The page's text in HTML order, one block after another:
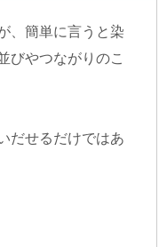
、簡単に言うと染
びやつながりのこ
だせるだけではあ